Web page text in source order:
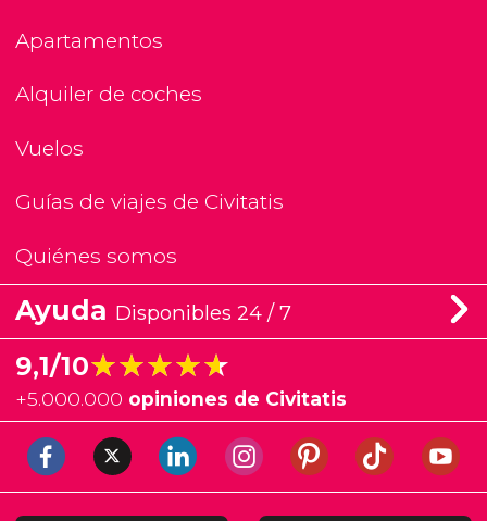
Apartamentos
Alquiler de coches
Vuelos
Guías de viajes de Civitatis
Quiénes somos
Ayuda Disponibles 24 / 7
9,1/10★★★★★
★★★★★
+5.000.000 opiniones de Civitatis